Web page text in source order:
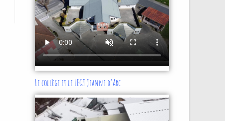
Le collège et le LEGT Jeanne d'Arc